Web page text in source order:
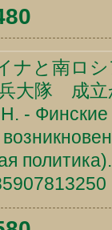
ナと南ロ
大隊 成
-